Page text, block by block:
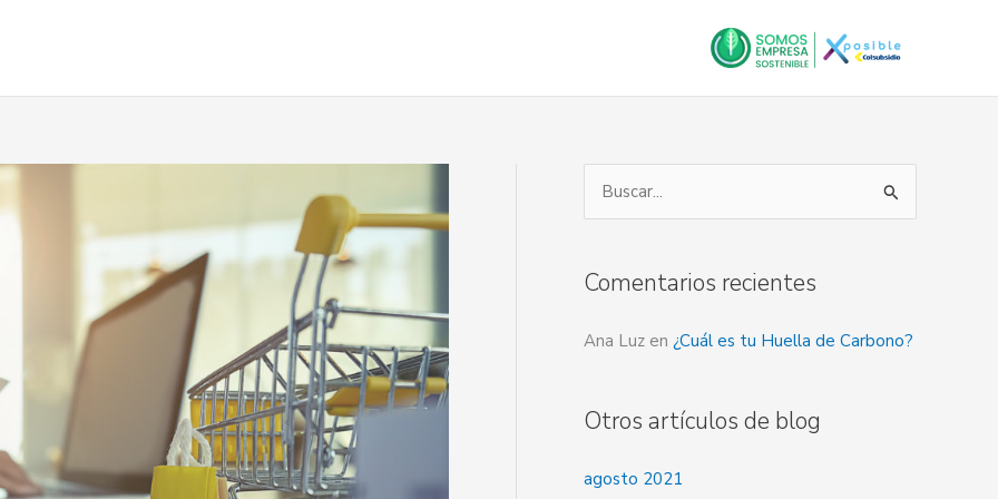
c
a
o
Comentarios recientes
Ana Luz en ¿Cuál es tu Huella de Carbono?
Otros artículos de blog
agosto 2021